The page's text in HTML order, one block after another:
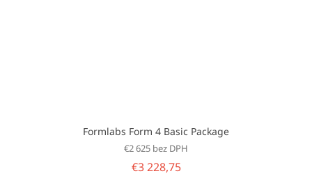
Formlabs Form 4 Basic Package
€2 625 bez DPH
€3 228,75